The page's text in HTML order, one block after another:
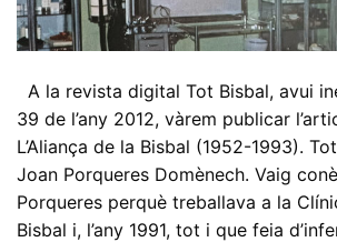
A la revista digital Tot Bisbal, avui
39 de l’any 2012, vàrem publicar
L’Aliança de la Bisbal (1952-1993).
Joan Porqueres Domènech. Vaig
Porqueres perquè treballava a la
Bisbal i, l’any 1991, tot i que feia